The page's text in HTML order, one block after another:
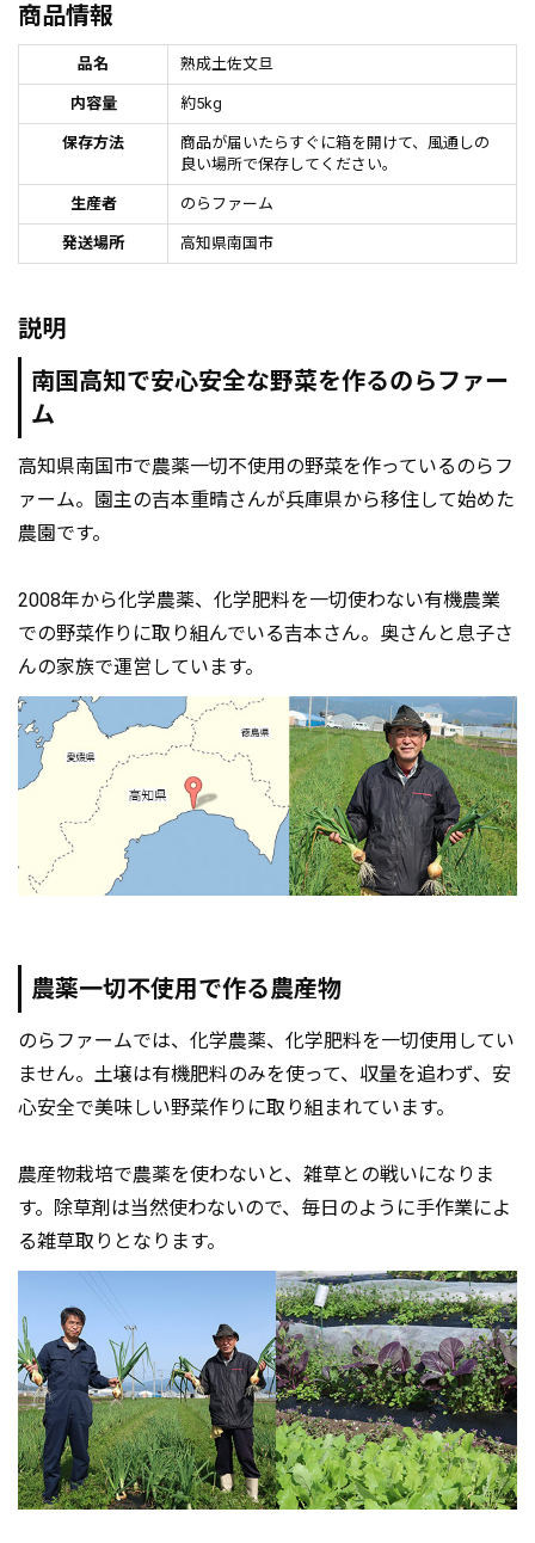
商品情報
品名 熟成土佐文旦
内容量 約5kg
保存方法
商品が届いたらすぐに箱を開けて、風通しの
良い場所で保存してください。
生産者 のらファーム
発送場所 高知県南国市
説明
南国高知で安心安全な野菜を作るのらファー
ム
高知県南国市で農薬一切不使用の野菜を作っているのらフ
ァーム。園主の吉本重晴さんが兵庫県から移住して始めた
農園です。
2008年から化学農薬、化学肥料を一切使わない有機農業
での野菜作りに取り組んでいる吉本さん。奥さんと息子さ
んの家族で運営しています。
農薬一切不使用で作る農産物
のらファームでは、化学農薬、化学肥料を一切使用してい
ません。土壌は有機肥料のみを使って、収量を追わず、安
心安全で美味しい野菜作りに取り組まれています。
農産物栽培で農薬を使わないと、雑草との戦いになりま
す。除草剤は当然使わないので、毎日のように手作業によ
る雑草取りとなります。